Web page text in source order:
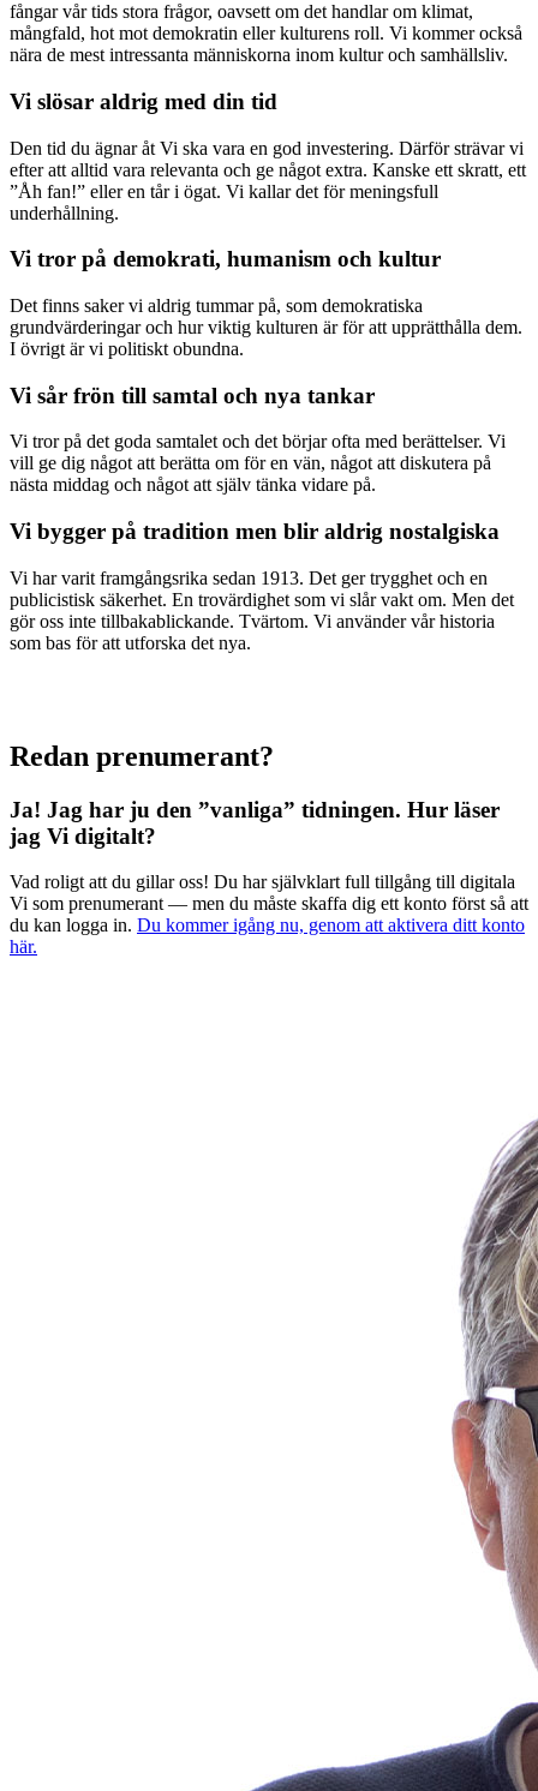
fångar vår tids stora frågor, oavsett om det handlar om klimat,
mångfald, hot mot demokratin eller kulturens roll. Vi kommer också
nära de mest intressanta människorna inom kultur och samhällsliv.
Vi slösar aldrig med din tid
Den tid du ägnar åt Vi ska vara en god investering. Därför strävar vi
efter att alltid vara relevanta och ge något extra. Kanske ett skratt, ett
”Åh fan!” eller en tår i ögat. Vi kallar det för meningsfull
underhållning.
Vi tror på demokrati, humanism och kultur
Det finns saker vi aldrig tummar på, som demokratiska
grundvärderingar och hur viktig kulturen är för att upprätthålla dem.
I övrigt är vi politiskt obundna.
Vi sår frön till samtal och nya tankar
Vi tror på det goda samtalet och det börjar ofta med berättelser. Vi
vill ge dig något att berätta om för en vän, något att diskutera på
nästa middag och något att själv tänka vidare på.
Vi bygger på tradition men blir aldrig nostalgiska
Vi har varit framgångsrika sedan 1913. Det ger trygghet och en
publicistisk säkerhet. En trovärdighet som vi slår vakt om. Men det
gör oss inte tillbakablickande. Tvärtom. Vi använder vår historia
som bas för att utforska det nya.
Redan prenumerant?
Ja! Jag har ju den ”vanliga” tidningen. Hur läser
jag Vi digitalt?
Vad roligt att du gillar oss! Du har självklart full tillgång till digitala
Vi som prenumerant — men du måste skaffa dig ett konto först så att
du kan logga in. Du kommer igång nu, genom att aktivera ditt konto
här.